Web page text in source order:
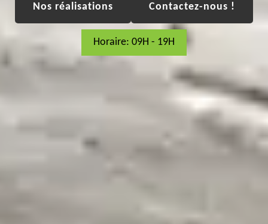
Nos réalisations Contactez-nous !
Horaire: 09H - 19H